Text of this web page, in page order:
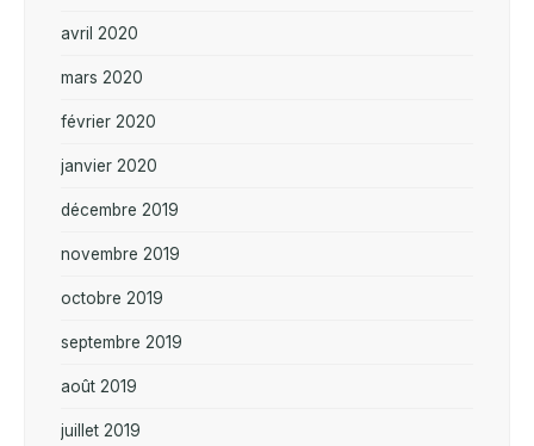
avril 2020
mars 2020
février 2020
janvier 2020
décembre 2019
novembre 2019
octobre 2019
septembre 2019
août 2019
juillet 2019